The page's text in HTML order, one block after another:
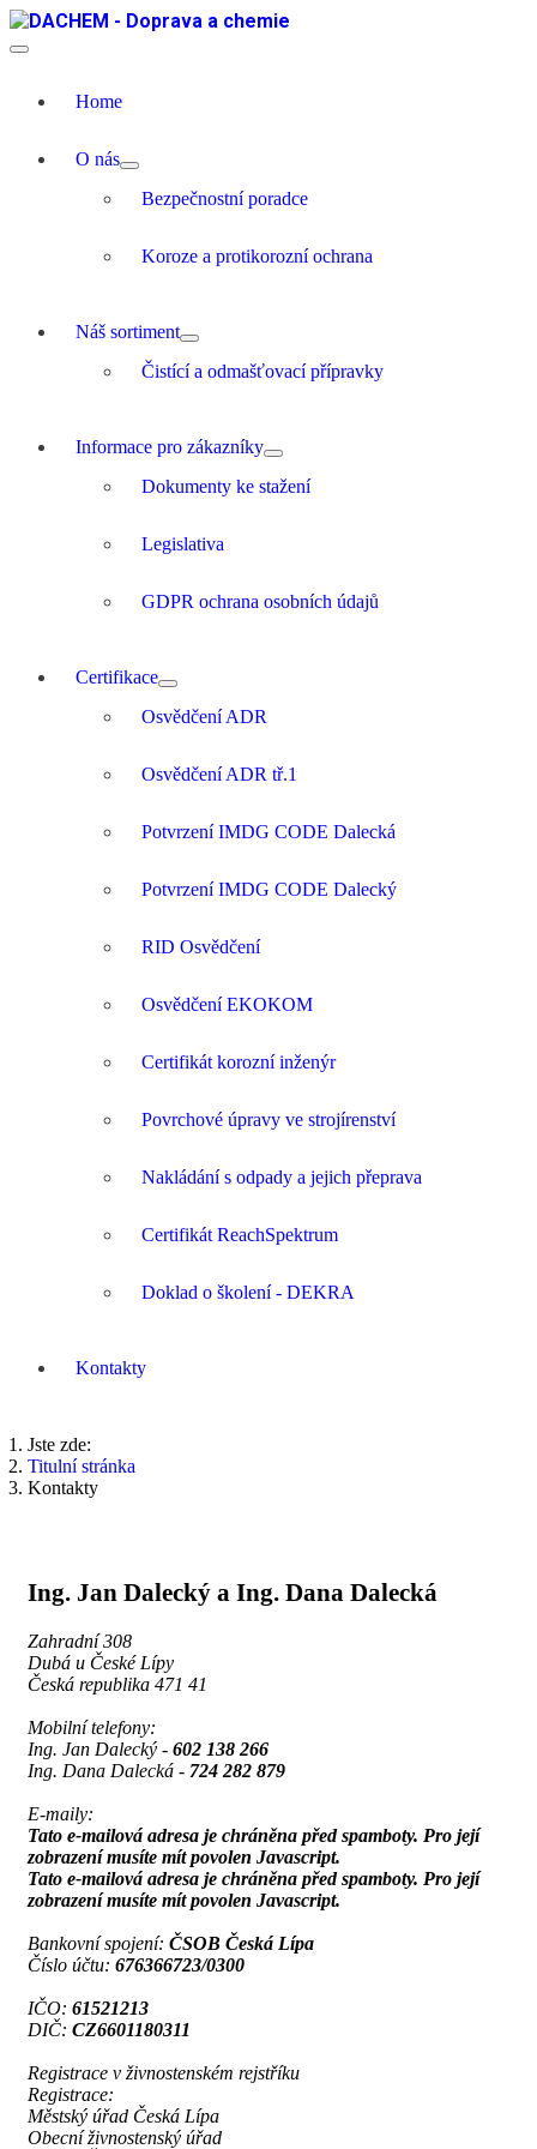
Home
O nás
Bezpečnostní poradce
Koroze a protikorozní ochrana
Náš sortiment
Čistící a odmašťovací přípravky
Informace pro zákazníky
Dokumenty ke stažení
Legislativa
GDPR ochrana osobních údajů
Certifikace
Osvědčení ADR
Osvědčení ADR tř.1
Potvrzení IMDG CODE Dalecká
Potvrzení IMDG CODE Dalecký
RID Osvědčení
Osvědčení EKOKOM
Certifikát korozní inženýr
Povrchové úpravy ve strojírenství
Nakládání s odpady a jejich přeprava
Certifikát ReachSpektrum
Doklad o školení - DEKRA
Kontakty
Jste zde:
Titulní stránka
Kontakty
Ing. Jan Dalecký a Ing. Dana Dalecká
Zahradní 308
Dubá u České Lípy
Česká republika 471 41
Mobilní telefony:
Ing. Jan Dalecký - 602 138 266
Ing. Dana Dalecká - 724 282 879
E-maily:
Tato e-mailová adresa je chráněna před spamboty. Pro její
zobrazení musíte mít povolen Javascript.
Tato e-mailová adresa je chráněna před spamboty. Pro její
zobrazení musíte mít povolen Javascript.
Bankovní spojení: ČSOB Česká Lípa
Číslo účtu: 676366723/0300
IČO: 61521213
DIČ: CZ6601180311
Registrace v živnostenském rejstříku
Registrace:
Městský úřad Česká Lípa
Obecní živnostenský úřad